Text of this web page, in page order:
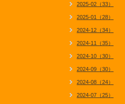
2025-02（33）
2025-01（28）
2024-12（34）
2024-11（35）
2024-10（30）
2024-09（30）
2024-08（24）
2024-07（25）